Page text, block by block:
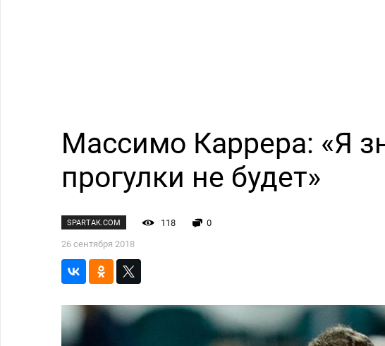
Массимо Каррера: «Я
прогулки не будет»
SPARTAK.COM 118
0
26 сентября 2018